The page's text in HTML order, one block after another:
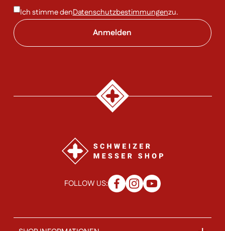
Ich stimme denDatenschutzbestimmungenzu.
FOLLOW US: